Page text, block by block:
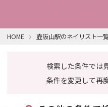
HOME 壺阪山駅のネイリスト一
検索した条件では
条件を変更して再